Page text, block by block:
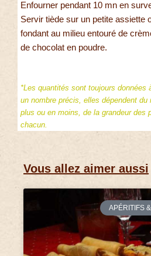
Enfourner pendant 10 mn en
Servir tiède sur un petite assiette
fondant au milieu entouré de
de chocolat en poudre.
*Les quantités sont toujours données
un nombre précis, elles dépendent du
plus ou en moins, de la grandeur des
chacun.
Vous allez aimer aussi
APÉRITIFS